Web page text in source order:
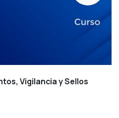
Vigilancia y Sellos